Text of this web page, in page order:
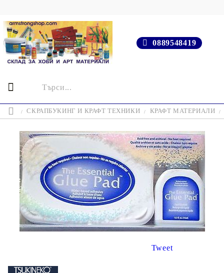
0889548419
СКРАПБУКИНГ И КРАФТ ТЕХНИКИ КРАФТ МАТЕРИАЛИ
Tweet